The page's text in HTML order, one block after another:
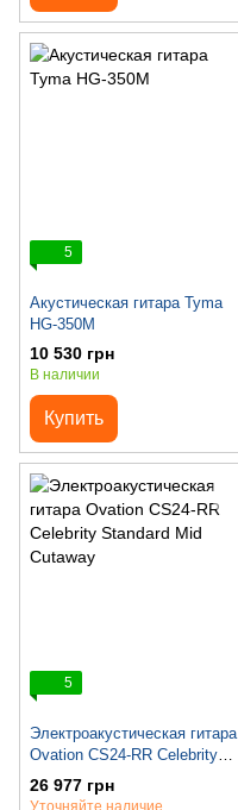
5
Акустическая гитара Tyma
HG-350M
10 530 грн
В наличии
Купить
5
Электроакустическая гитара
Ovation CS24-RR Celebrity
Standard Mid Cutaway
26 977 грн
Уточняйте наличие